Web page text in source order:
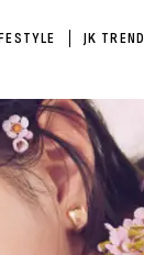
JK TREND